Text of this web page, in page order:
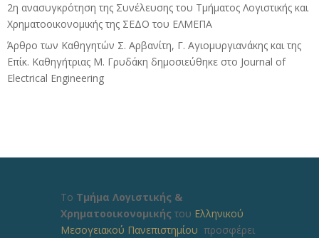
2η ανασυγκρότηση της Συνέλευσης του Τμήματος Λογιστικής και
Χρηματοοικονομικής της ΣΕΔΟ του ΕΛΜΕΠΑ
Άρθρο των Καθηγητών Σ. Αρβανίτη, Γ. Αγιομυργιανάκης και της
Επίκ. Καθηγήτριας Μ. Γρυδάκη δημοσιεύθηκε στο Journal of
Electrical Engineering
Το Τμήμα Λογιστικής &
Χρηματοοικονομικής του Ελληνικού
Μεσογειακού Πανεπιστημίου προσφέρει